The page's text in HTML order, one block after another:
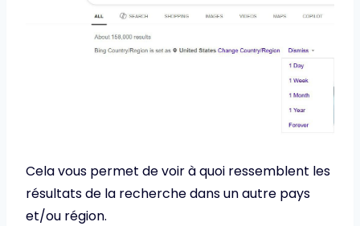
Cela vous permet de voir à quoi ressemblent les
résultats de la recherche dans un autre pays
et/ou région.